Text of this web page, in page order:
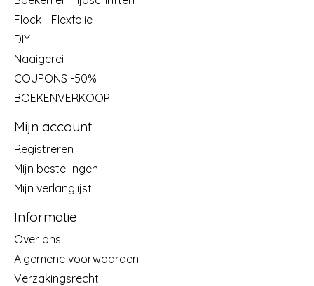
Flock - Flexfolie
DIY
Naaigerei
COUPONS -50%
BOEKENVERKOOP
Mijn account
Registreren
Mijn bestellingen
Mijn verlanglijst
Informatie
Over ons
Algemene voorwaarden
Verzakingsrecht